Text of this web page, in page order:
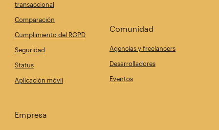
transaccional
Comparación
Cumplimiento del RGPD
Seguridad
Status
Aplicación móvil
Comunidad
Agencias y freelancers
Desarrolladores
Eventos
Empresa